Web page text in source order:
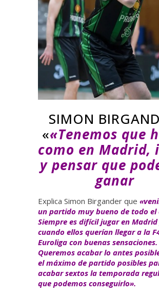
SIMON
««Tenemos que
como en
y pensar que
ganar
Explica Simon Birgander que
un partido muy bueno de todo el
Siempre es difícil jugar en
cuando ellos querían llegar a la
Euroliga con buenas sensaciones.
Queremos acabar lo antes
el máximo de partido posibles
acabar sextos la temporada
que podemos conseguirlo».